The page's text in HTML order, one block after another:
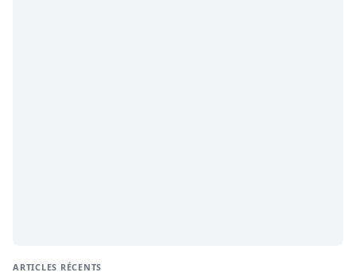
ARTICLES RÉCENTS